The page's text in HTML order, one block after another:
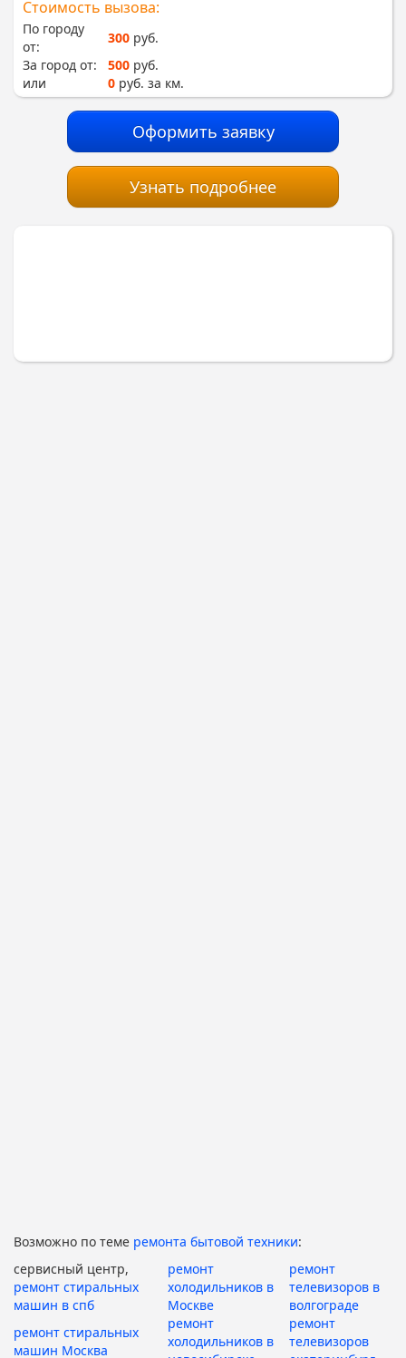
Стоимость вызова:
По городу
от:
300 руб.
За город от:
500 руб.
или
0 руб. за км.
Оформить заявку
Узнать подробнее
Возможно по теме ремонта бытовой техники:
сервисный центр,
ремонт стиральных
машин в спб
ремонт
холодильников в
Москве
ремонт
телевизоров в
волгограде
ремонт стиральных
машин Москва
ремонт
холодильников в
ремонт
телевизоров